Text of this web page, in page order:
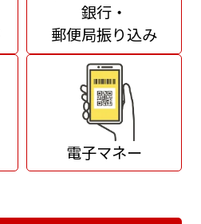
銀行・
郵便局振り込み
電子マネー